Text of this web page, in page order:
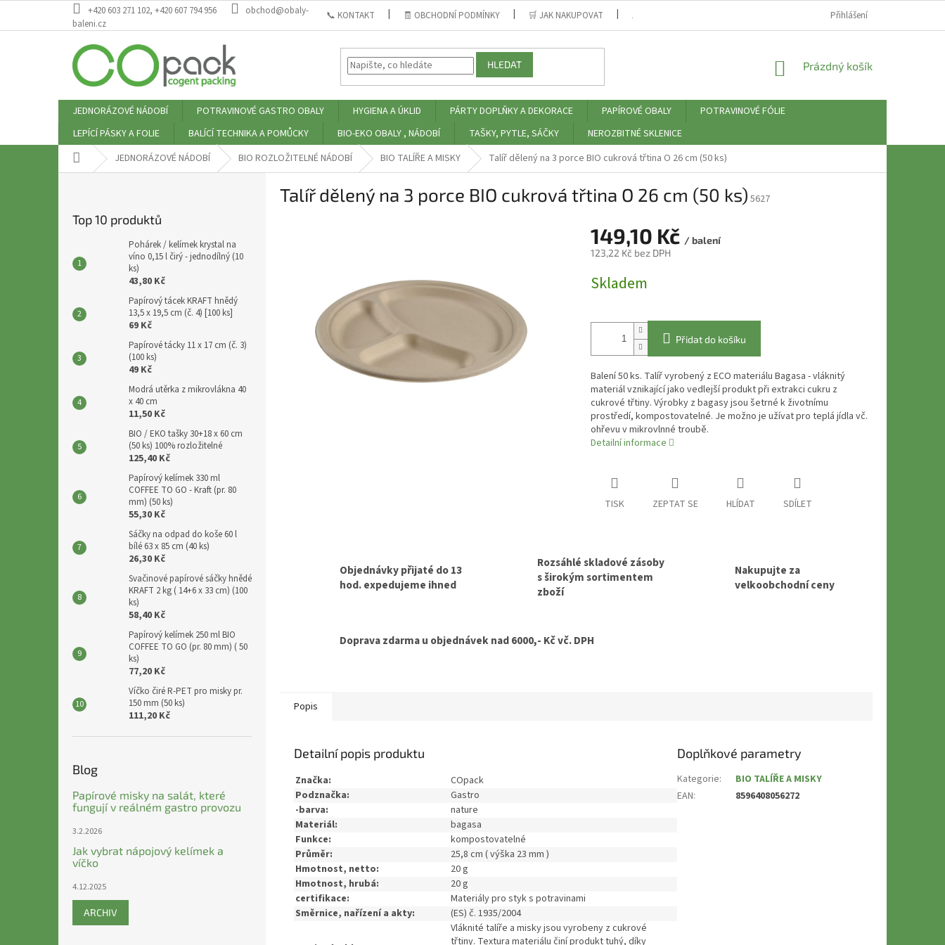
obsah
+420 603 271 102, +420 607 794 956
obchod@obaly-
baleni.cz
📞 KONTAKT 🧾 OBCHODNÍ PODMÍNKY 🛒 JAK NAKUPOVAT ⚠️ ZÁSADY PRÁCE S OSOBNÍMI ÚDAJI (GDPR) Přihlášení
HLEDAT
NÁKUPNÍ
Prázdný košík
JEDNORÁZOVÉ NÁDOBÍ POTRAVINOVÉ GASTRO OBALY HYGIENA A ÚKLID PÁRTY DOPLŇKY A DEKORACE PAPÍROVÉ OBALY
POTRAVINOVÉ FÓLIE
LEPÍCÍ PÁSKY A FOLIE
BALÍCÍ TECHNIKA A POMŮCKY BIO-EKO OBALY , NÁDOBÍ TAŠKY, PYTLE, SÁČKY
NEROZBITNÉ SKLENICE
Domů JEDNORÁZOVÉ NÁDOBÍ BIO ROZLOŽITELNÉ NÁDOBÍ BIO TALÍŘE A MISKY Talíř dělený na 3 porce BIO cukrová třtina O 26 cm (50 ks)
Top 10 produktů
Pohárek / kelímek krystal na
víno 0,15 l čirý - jednodílný (10
ks)
43,80 Kč
Papírový tácek KRAFT hnědý
13,5 x 19,5 cm (č. 4) [100 ks]
69 Kč
Papírové tácky 11 x 17 cm (č. 3)
(100 ks)
49 Kč
Modrá utěrka z mikrovlákna 40
x 40 cm
11,50 Kč
BIO / EKO tašky 30+18 x 60 cm
(50 ks) 100% rozložitelné
125,40 Kč
Papírový kelímek 330 ml
COFFEE TO GO - Kraft (pr. 80
mm) (50 ks)
55,30 Kč
Sáčky na odpad do koše 60 l
bílé 63 x 85 cm (40 ks)
26,30 Kč
Svačinové papírové sáčky hnědé
KRAFT 2 kg ( 14+6 x 33 cm) (100
ks)
58,40 Kč
Papírový kelímek 250 ml BIO
COFFEE TO GO (pr. 80 mm) ( 50
ks)
77,20 Kč
Víčko čiré R-PET pro misky pr.
150 mm (50 ks)
111,20 Kč
Blog
Papírové misky na salát, které
fungují v reálném gastro provozu
3.2.2026
Jak vybrat nápojový kelímek a
víčko
4.12.2025
ARCHIV
Talíř dělený na 3 porce BIO cukrová třtina O 26 cm (50 ks) 5627
149,10 Kč / balení
123,22 Kč bez DPH
cena:
Skladem
Přidat do košíku
Balení 50 ks. Talíř vyrobený z ECO materiálu Bagasa - vláknitý
materiál vznikající jako vedlejší produkt při extrakci cukru z
cukrové třtiny. Výrobky z bagasy jsou šetrné k životnímu
prostředí, kompostovatelné. Je možno je užívat pro teplá jídla vč.
ohřevu v mikrovlnné troubě.
Detailní informace
TISK ZEPTAT SE HLÍDAT SDÍLET
Objednávky přijaté do 13
hod. expedujeme ihned
Rozsáhlé skladové zásoby
s širokým sortimentem
zboží
Nakupujte za
velkoobchodní ceny
Doprava zdarma u objednávek nad 6000,- Kč vč. DPH
Popis
Detailní popis produktu
Značka:
COpack
Podznačka:
Gastro
-barva:
nature
Materiál:
bagasa
Funkce:
kompostovatelné
Průměr:
25,8 cm ( výška 23 mm )
Hmotnost, netto:
20 g
Hmotnost, hrubá:
20 g
certifikace:
Materiály pro styk s potravinami
Směrnice, nařízení a akty:
(ES) č. 1935/2004
Vláknité talíře a misky jsou vyrobeny z cukrové
třtiny. Textura materiálu činí produkt tuhý, díky
Doplňkové parametry
Kategorie:
BIO TALÍŘE A MISKY
EAN: 8596408056272